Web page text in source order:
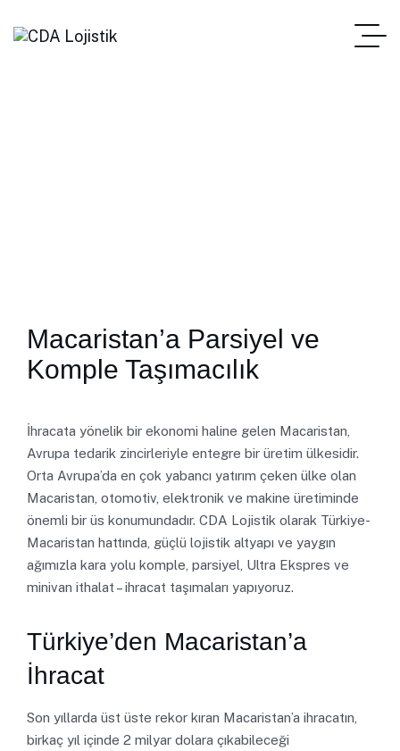
Macaristan’a Parsiyel ve
Komple Taşımacılık
İhracata yönelik bir ekonomi haline gelen Macaristan,
Avrupa tedarik zincirleriyle entegre bir üretim ülkesidir.
Orta Avrupa’da en çok yabancı yatırım çeken ülke olan
Macaristan, otomotiv, elektronik ve makine üretiminde
önemli bir üs konumundadır. CDA Lojistik olarak Türkiye-
Macaristan hattında, güçlü lojistik altyapı ve yaygın
ağımızla kara yolu komple, parsiyel, Ultra Ekspres ve
minivan ithalat – ihracat taşımaları yapıyoruz.
Türkiye’den Macaristan’a
İhracat
Son yıllarda üst üste rekor kıran Macaristan’a ihracatın,
birkaç yıl içinde 2 milyar dolara çıkabileceği